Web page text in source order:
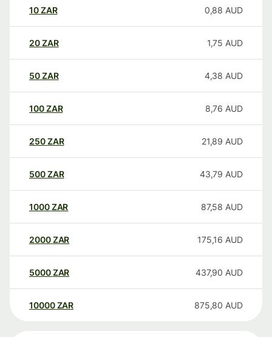
10ZAR 0,88 AUD
20ZAR 1,75 AUD
50ZAR 4,38 AUD
100ZAR 8,76 AUD
250ZAR 21,89 AUD
500ZAR 43,79 AUD
1000ZAR 87,58 AUD
2000ZAR 175,16 AUD
5000ZAR 437,90 AUD
10000 ZAR 875,80 AUD